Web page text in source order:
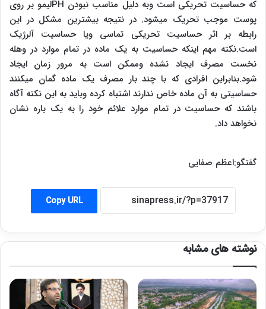
که حساسیت تحریکی است وبه دلیل مناسب نبودن PHلیمو بر روی
پوست موجب تحریک میشود. در نتیجه بیشترین مشکل در این
رابطه بر اثر حساسیت تحریکی تماسی ویا حساسیت آلرژیک
است.نکته مهم اینکه حساسیت به یک ماده در تمام موارد در وهله
نخست مصرف ایجاد نشده وممکن است به مرور زمان ایجاد
شود.بنابراین افرادی که با چند بار مصرف یک ماده گمان میکنند
حساسیتی به آن ماده خاص ندارند اشتباه کرده وباید به این نکته آگاه
باشند که حساسیت در تمام موارد علائم خود را به یک باره نشان
نخواهد داد.
گفتگو:اعظم صفایی
Copy URL
نوشته های مشابه